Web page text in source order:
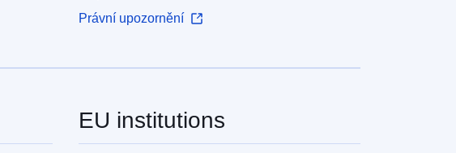
Právní upozornění
EU institutions